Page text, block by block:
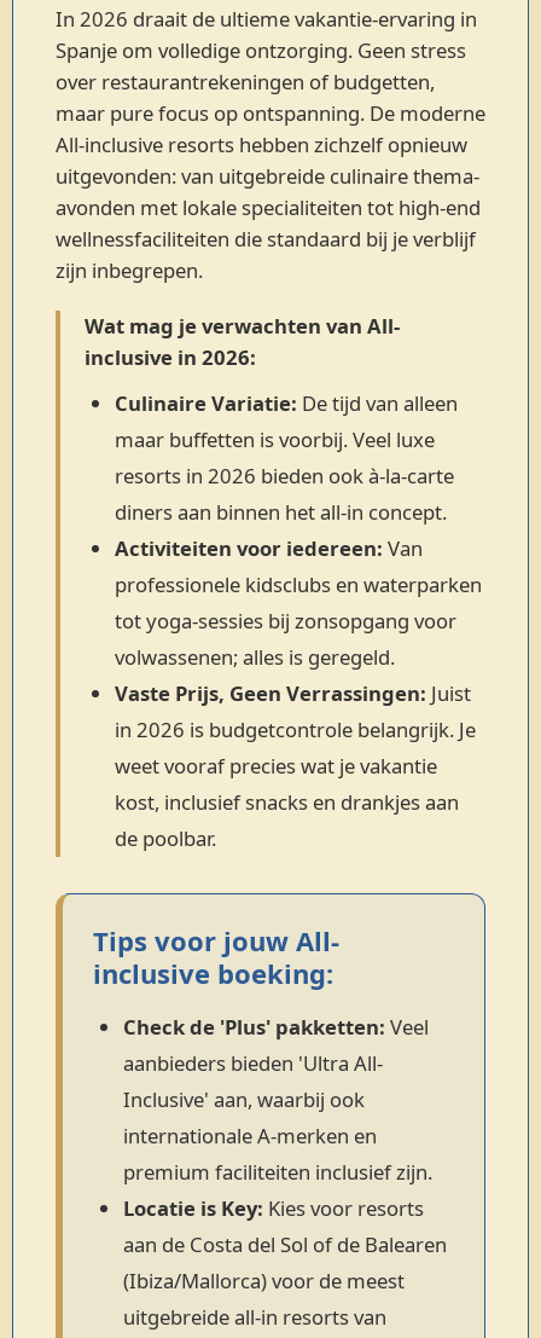
In 2026 draait de ultieme vakantie-ervaring in
Spanje om volledige ontzorging. Geen stress
over restaurantrekeningen of budgetten,
maar pure focus op ontspanning. De moderne
All-inclusive resorts hebben zichzelf opnieuw
uitgevonden: van uitgebreide culinaire thema-
avonden met lokale specialiteiten tot high-end
wellnessfaciliteiten die standaard bij je verblijf
zijn inbegrepen.
Wat mag je verwachten van All-
inclusive in 2026:
Culinaire Variatie: De tijd van alleen
maar buffetten is voorbij. Veel luxe
resorts in 2026 bieden ook à-la-carte
diners aan binnen het all-in concept.
Activiteiten voor iedereen: Van
professionele kidsclubs en waterparken
tot yoga-sessies bij zonsopgang voor
volwassenen; alles is geregeld.
Vaste Prijs, Geen Verrassingen: Juist
in 2026 is budgetcontrole belangrijk. Je
weet vooraf precies wat je vakantie
kost, inclusief snacks en drankjes aan
de poolbar.
Tips voor jouw All-
inclusive boeking:
Check de 'Plus' pakketten: Veel
aanbieders bieden 'Ultra All-
Inclusive' aan, waarbij ook
internationale A-merken en
premium faciliteiten inclusief zijn.
Locatie is Key: Kies voor resorts
aan de Costa del Sol of de Balearen
(Ibiza/Mallorca) voor de meest
uitgebreide all-in resorts van